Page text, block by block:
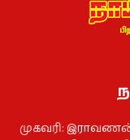
முகவரி: